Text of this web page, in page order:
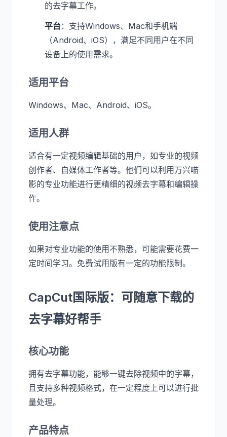
的去字幕工作。
平台：支持Windows、Mac和手机端
（Android、iOS），满足不同用户在不同
设备上的使用需求。
适用平台
Windows、Mac、Android、iOS。
适用人群
适合有一定视频编辑基础的用户，如专业的视频
创作者、自媒体工作者等。他们可以利用万兴喵
影的专业功能进行更精细的视频去字幕和编辑操
作。
使用注意点
如果对专业功能的使用不熟悉，可能需要花费一
定时间学习。免费试用版有一定的功能限制。
CapCut国际版：可随意下载的
去字幕好帮手
核心功能
拥有去字幕功能，能够一键去除视频中的字幕，
且支持多种视频格式，在一定程度上可以进行批
量处理。
产品特点